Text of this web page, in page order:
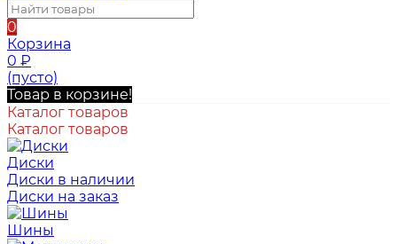
0
Корзина
0 ₽
(пусто)
Товар в корзине!
Каталог товаров
Каталог товаров
Диски
Диски в наличии
Диски на заказ
Шины